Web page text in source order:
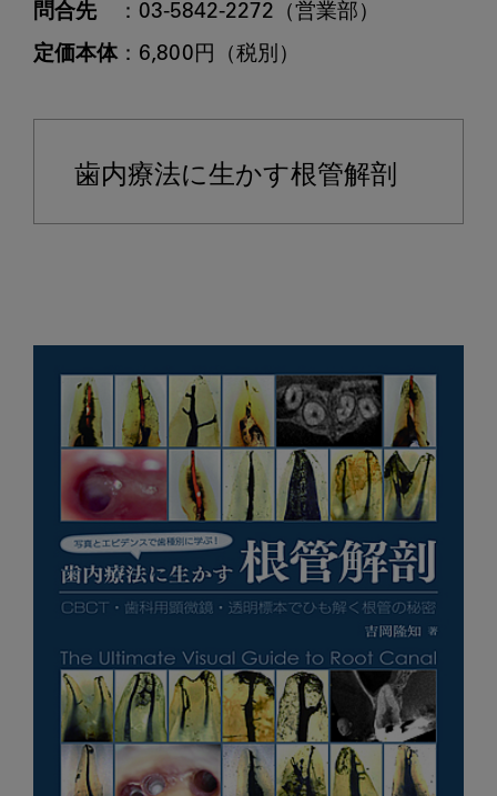
問合先
定価本体：6,800円（税別）
歯内療法に生かす根管解剖